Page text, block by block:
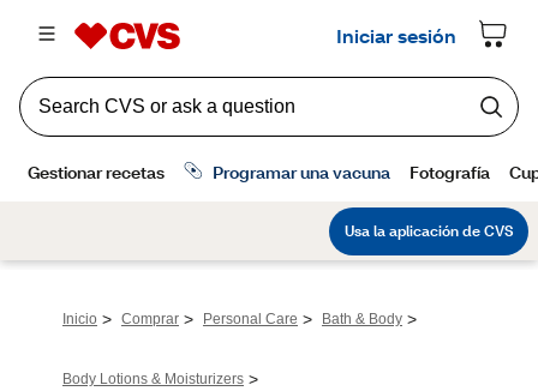
Inicio > Comprar > Personal Care > Bath & Body >
Body Lotions & Moisturizers >